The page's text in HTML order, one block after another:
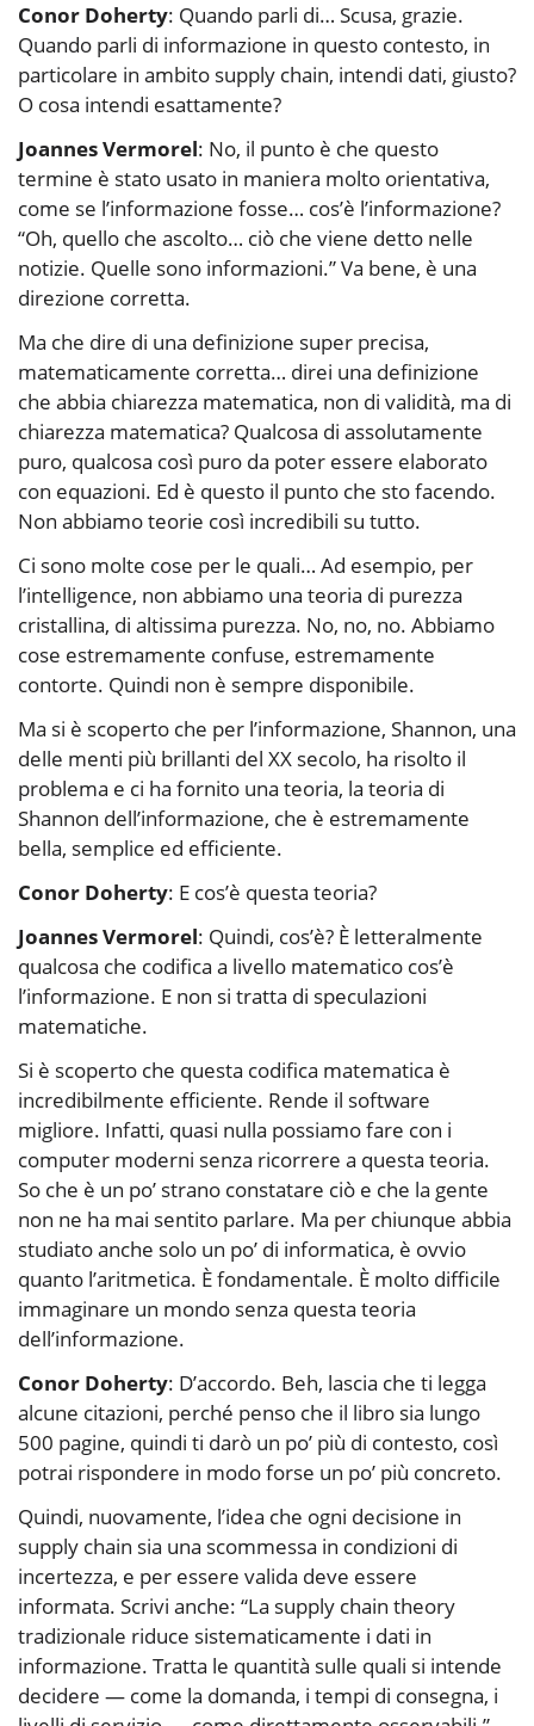
Conor Doherty: Quando parli di… Scusa, grazie.
Quando parli di informazione in questo contesto, in
particolare in ambito supply chain, intendi dati, giusto?
O cosa intendi esattamente?
Joannes Vermorel: No, il punto è che questo
termine è stato usato in maniera molto orientativa,
come se l’informazione fosse… cos’è l’informazione?
“Oh, quello che ascolto… ciò che viene detto nelle
notizie. Quelle sono informazioni.” Va bene, è una
direzione corretta.
Ma che dire di una definizione super precisa,
matematicamente corretta… direi una definizione
che abbia chiarezza matematica, non di validità, ma di
chiarezza matematica? Qualcosa di assolutamente
puro, qualcosa così puro da poter essere elaborato
con equazioni. Ed è questo il punto che sto facendo.
Non abbiamo teorie così incredibili su tutto.
Ci sono molte cose per le quali… Ad esempio, per
l’intelligence, non abbiamo una teoria di purezza
cristallina, di altissima purezza. No, no, no. Abbiamo
cose estremamente confuse, estremamente
contorte. Quindi non è sempre disponibile.
Ma si è scoperto che per l’informazione, Shannon, una
delle menti più brillanti del XX secolo, ha risolto il
problema e ci ha fornito una teoria, la teoria di
Shannon dell’informazione, che è estremamente
bella, semplice ed efficiente.
Conor Doherty: E cos’è questa teoria?
Joannes Vermorel: Quindi, cos’è? È letteralmente
qualcosa che codifica a livello matematico cos’è
l’informazione. E non si tratta di speculazioni
matematiche.
Si è scoperto che questa codifica matematica è
incredibilmente efficiente. Rende il software
migliore. Infatti, quasi nulla possiamo fare con i
computer moderni senza ricorrere a questa teoria.
So che è un po’ strano constatare ciò e che la gente
non ne ha mai sentito parlare. Ma per chiunque abbia
studiato anche solo un po’ di informatica, è ovvio
quanto l’aritmetica. È fondamentale. È molto difficile
immaginare un mondo senza questa teoria
dell’informazione.
Conor Doherty: D’accordo. Beh, lascia che ti legga
alcune citazioni, perché penso che il libro sia lungo
500 pagine, quindi ti darò un po’ più di contesto, così
potrai rispondere in modo forse un po’ più concreto.
Quindi, nuovamente, l’idea che ogni decisione in
supply chain sia una scommessa in condizioni di
incertezza, e per essere valida deve essere
informata. Scrivi anche: “La supply chain theory
tradizionale riduce sistematicamente i dati in
informazione. Tratta le quantità sulle quali si intende
decidere — come la domanda, i tempi di consegna, i